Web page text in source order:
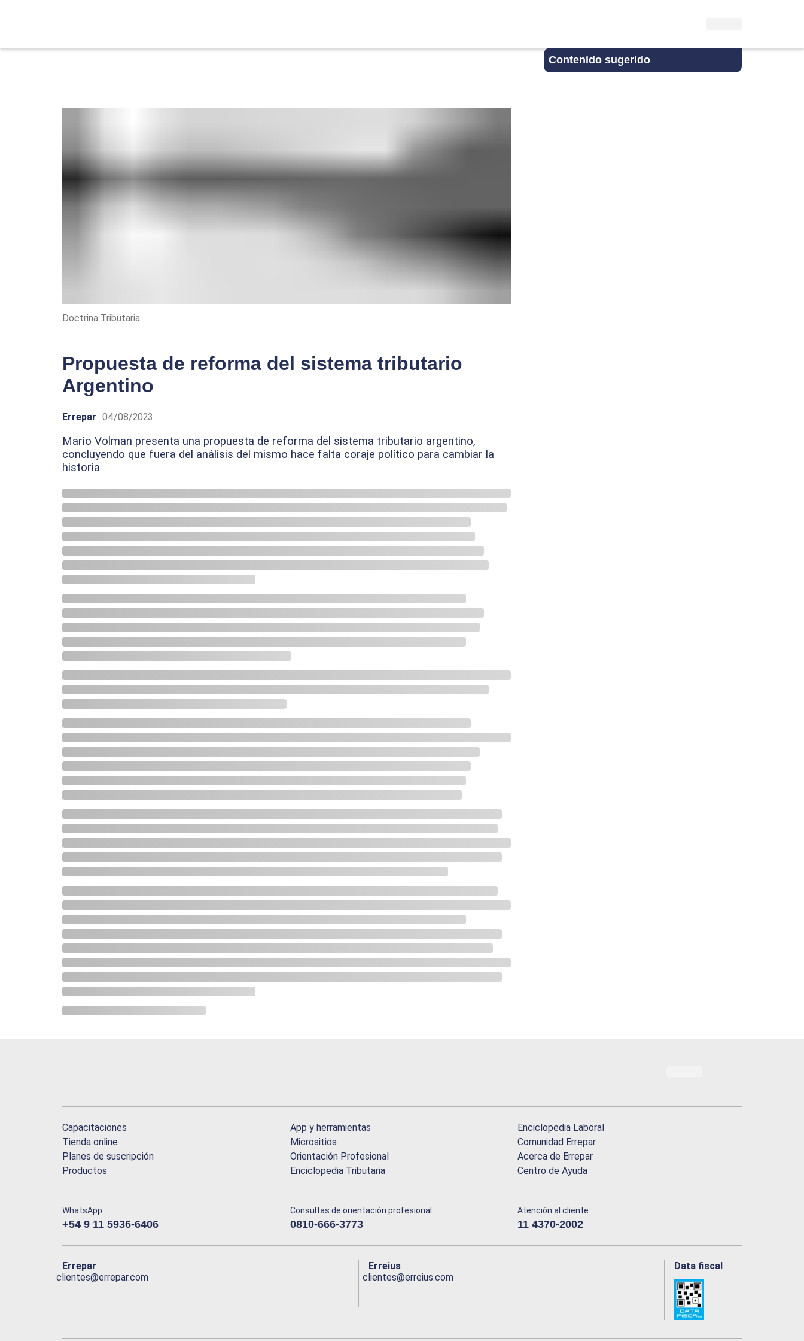
Contenido sugerido
Doctrina Tributaria
Propuesta de reforma del sistema tributario
Argentino
Errepar 04/08/2023
Mario Volman presenta una propuesta de reforma del sistema tributario argentino,
concluyendo que fuera del análisis del mismo hace falta coraje político para cambiar la
historia
Capacitaciones
Tienda online
Planes de suscripción
Productos
App y herramientas
Micrositios
Orientación Profesional
Enciclopedia Tributaria
Enciclopedia Laboral
Comunidad Errepar
Acerca de Errepar
Centro de Ayuda
WhatsApp
+54 9 11 5936-6406
Consultas de orientación profesional
0810-666-3773
Atención al cliente
11 4370-2002
Errepar
clientes@errepar.com
Erreius
clientes@erreius.com
Data fiscal